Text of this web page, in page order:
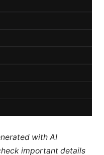
with AI
important details